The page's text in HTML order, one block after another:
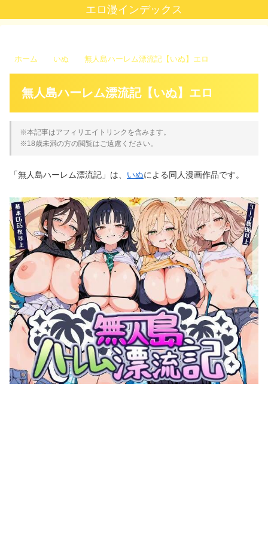
エロ漫インデックス
ホーム いぬ 無人島ハーレム漂流記【いぬ】エロ
無人島ハーレム漂流記【いぬ】エロ
※本記事はアフィリエイトリンクを含みます。
※18歳未満の方の閲覧はご遠慮ください。
「無人島ハーレム漂流記」は、 いぬによる同人漫画作品です。